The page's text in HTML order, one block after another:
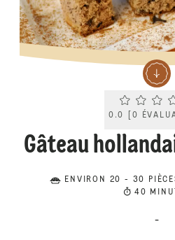
0.0 0
Gâteau
ENVIRON 20 - 30
40
-